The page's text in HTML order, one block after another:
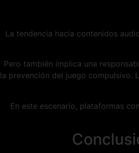
La tendencia hacia contenidos
Pero también implica una
la prevención del juego compulsivo.
En este escenario, plataformas